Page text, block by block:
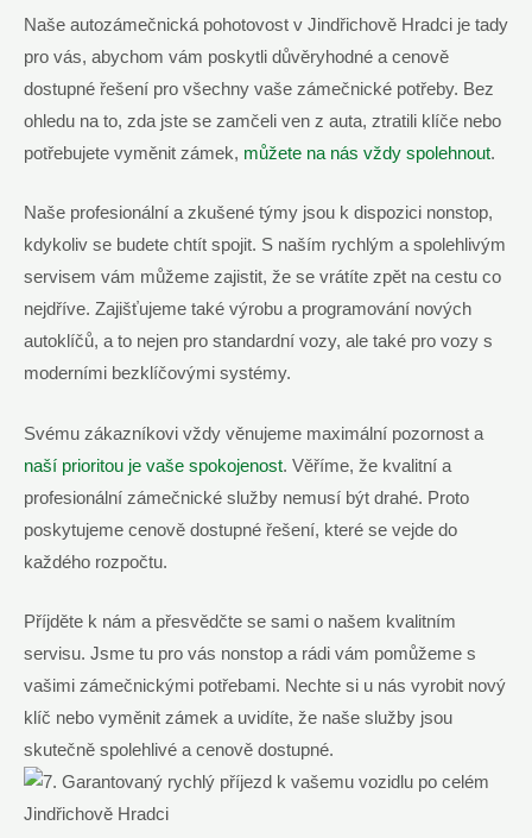
Naše autozámečnická pohotovost v Jindřichově Hradci je tady
pro vás, abychom vám poskytli důvěryhodné a cenově
dostupné řešení pro všechny vaše zámečnické potřeby. Bez
ohledu na to, zda jste se zamčeli ven z auta, ztratili klíče nebo
potřebujete vyměnit zámek, můžete na nás vždy spolehnout.
Naše profesionální a zkušené týmy jsou k dispozici nonstop,
kdykoliv se budete chtít spojit. S naším rychlým a spolehlivým
servisem vám můžeme zajistit, že se vrátíte zpět na cestu co
nejdříve. Zajišťujeme také výrobu a programování nových
autoklíčů, a to nejen pro standardní vozy, ale také pro vozy s
moderními bezklíčovými systémy.
Svému zákazníkovi vždy věnujeme maximální pozornost a
naší prioritou je vaše spokojenost. Věříme, že kvalitní a
profesionální zámečnické služby nemusí být drahé. Proto
poskytujeme cenově dostupné řešení, které se vejde do
každého rozpočtu.
Příjděte k nám a přesvědčte se sami o našem kvalitním
servisu. Jsme tu pro vás nonstop a rádi vám pomůžeme s
vašimi zámečnickými potřebami. Nechte si u nás vyrobit nový
klíč nebo vyměnit zámek a uvidíte, že naše služby jsou
skutečně spolehlivé a cenově dostupné.